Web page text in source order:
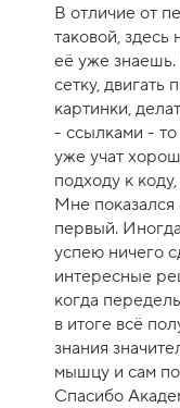
е
н
к
а
к
р
с
а
-
1
0
В отличие от
таковой, здесь
её уже знаешь.
сетку, двигать
картинки,
- ссылками - то
уже учат
подходу к
Мне
первый.
успею ничего
интересные
когда
в итоге всё
знания
мышцу и сам
Спасибо